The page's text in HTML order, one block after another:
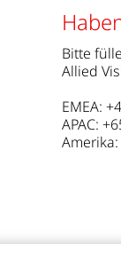
Bitte
Allied
EMEA:
APAC: